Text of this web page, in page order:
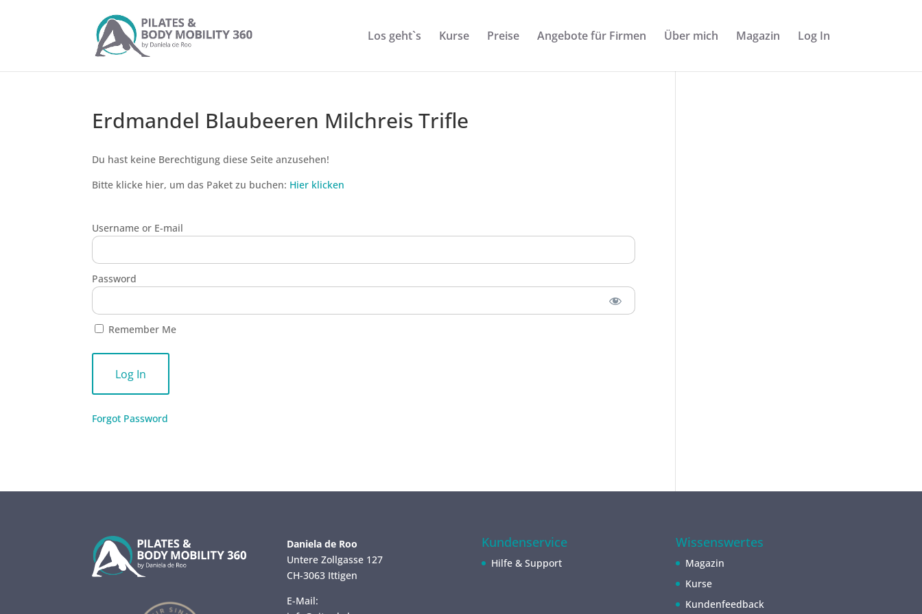
Los geht`s Kurse Preise Angebote für Firmen Über mich Magazin Log In
Erdmandel Blaubeeren Milchreis Trifle
Du hast keine Berechtigung diese Seite anzusehen!
Bitte klicke hier, um das Paket zu buchen: Hier klicken
Username or E-mail
Password
Remember Me
Forgot Password
Daniela de Roo
Untere Zollgasse 127
CH-3063 Ittigen
E-Mail:
Kundenservice
Hilfe & Support
Wissenswertes
Magazin
Kurse
Kundenfeedback